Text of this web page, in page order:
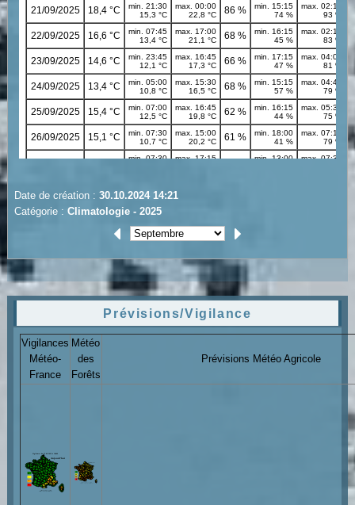
Date de création : 30.10.2024 14:21
Catégorie : Climatologie - 2025
Prévisions/Vigilance
Vigilances
Météo-
France
Météo
des
Forêts
Prévisions Météo Agricole